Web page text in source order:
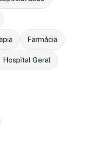
Farmácia
Hospital Geral